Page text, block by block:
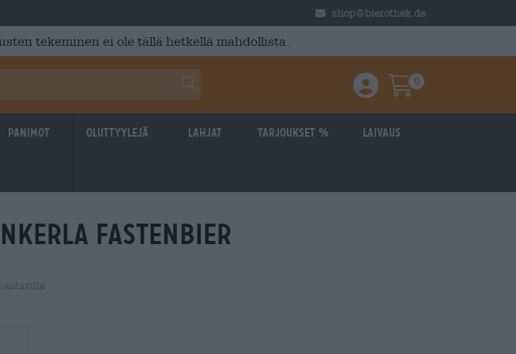
shop@bierothek.de
tekeminen ei ole tällä hetkellä mahdollista.
Einloggen / Anmelden
Warenkorb
0
Panimot Oluttyylejä Lahjat Tarjoukset % laivaus
fastenbier